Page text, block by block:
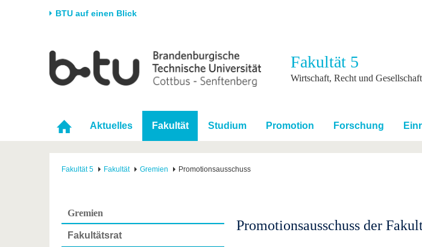
BTU auf einen Blick
Universität
Karriere & Engagement
Forschung
Forschungsprofil
Förderung
Studium
Im Studium
International
Mit der BTU ins
Fakultät 5
Wirtschaft, Recht und Gesellschaft
Aktuelles Fakultät Studium Promotion Forschung
Fakultät 5 Fakultät Gremien Promotionsausschuss
Gremien
Fakultätsrat
Promotionsausschuss der